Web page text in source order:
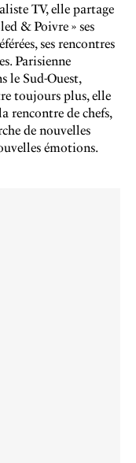
TV, elle partage
& Poivre » ses
ses rencontres
Parisienne
le Sud-Ouest,
toujours plus, elle
rencontre de chefs,
de nouvelles
émotions.